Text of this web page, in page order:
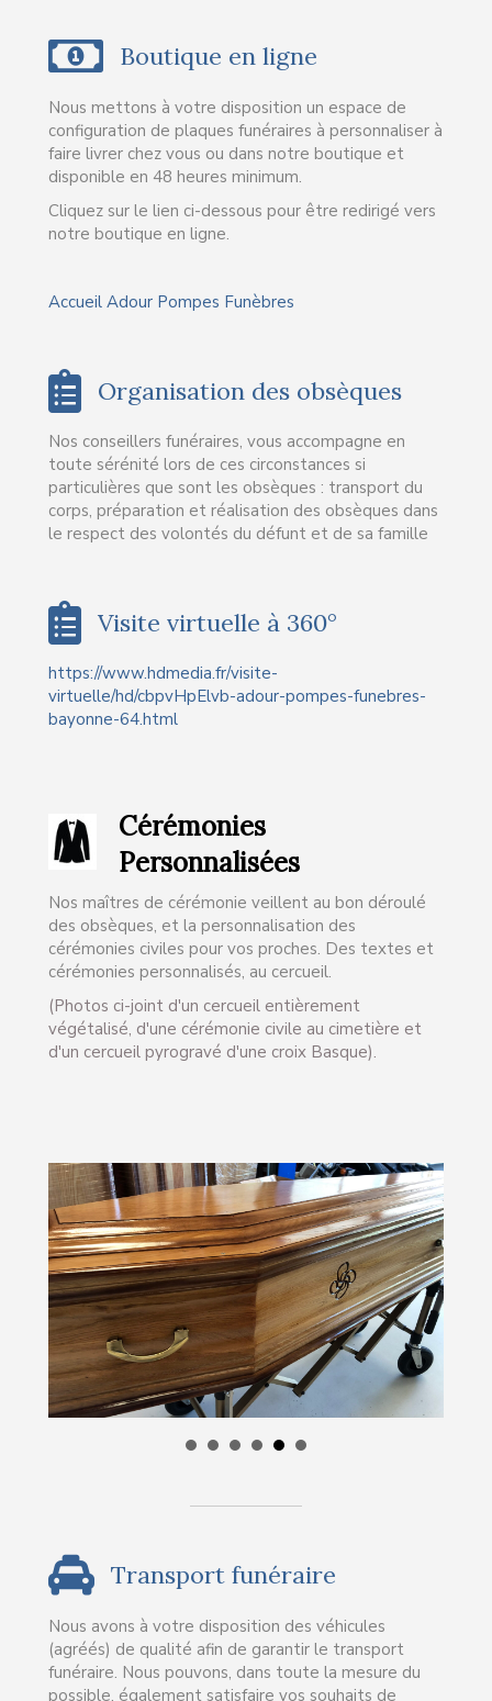
Notre boutique en ligne
Boutique en ligne
Nous mettons à votre disposition un espace de
configuration de plaques funéraires à personnaliser à
faire livrer chez vous ou dans notre boutique et
disponible en 48 heures minimum.
Cliquez sur le lien ci-dessous pour être redirigé vers
notre boutique en ligne.
Accueil Adour Pompes Funèbres
Organisation des obsèques
Nos conseillers funéraires, vous accompagne en
toute sérénité lors de ces circonstances si
particulières que sont les obsèques : transport du
corps, préparation et réalisation des obsèques dans
le respect des volontés du défunt et de sa famille
Visite virtuelle à 360°
https://www.hdmedia.fr/visite-
virtuelle/hd/cbpvHpElvb-adour-pompes-funebres-
bayonne-64.html
Cérémonies
Personnalisées
Nos maîtres de cérémonie veillent au bon déroulé
des obsèques, et la personnalisation des
cérémonies civiles pour vos proches. Des textes et
cérémonies personnalisés, au cercueil.
(Photos ci-joint d'un cercueil entièrement
végétalisé, d'une cérémonie civile au cimetière et
d'un cercueil pyrogravé d'une croix Basque).
Transport funéraire
Nous avons à votre disposition des véhicules
(agréés) de qualité afin de garantir le transport